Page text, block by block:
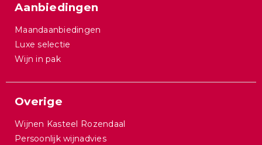
Aanbiedingen
Maandaanbiedingen
Luxe selectie
Wijn in pak
Overige
Wijnen Kasteel Rozendaal
Persoonlijk wijnadvies